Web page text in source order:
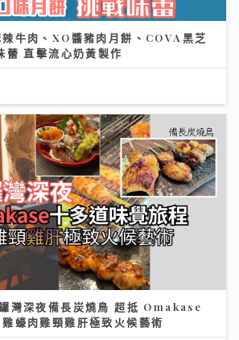
牛肉、XO醬豬肉月餅、COVA黑芝
蕾 直擊流心奶黃製作
灣深夜備長炭燒鳥 超抵 Omakase
蠔肉雞頸雞肝極致火候藝術